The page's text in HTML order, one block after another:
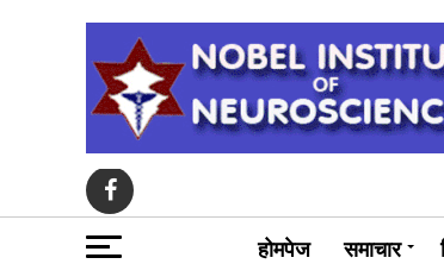
होमपेज समाचार